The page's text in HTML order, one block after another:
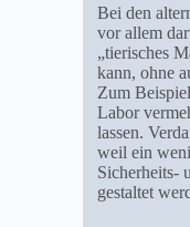
Bei den
vor allem
„tierisches
kann, ohne
Zum
Labor
lassen.
weil ein
Sicherheits-
gestaltet